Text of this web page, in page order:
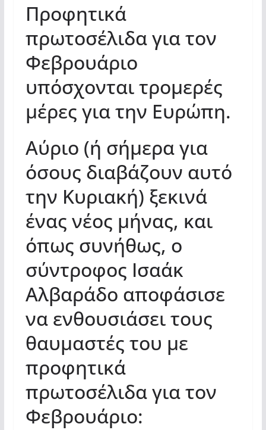
Προφητικά
πρωτοσέλιδα για τον
Φεβρουάριο
υπόσχονται τρομερές
μέρες για την Ευρώπη.
Αύριο (ή σήμερα για
όσους διαβάζουν αυτό
την Κυριακή) ξεκινά
ένας νέος μήνας, και
όπως συνήθως, ο
σύντροφος Ισαάκ
Αλβαράδο αποφάσισε
να ενθουσιάσει τους
θαυμαστές του με
προφητικά
πρωτοσέλιδα για τον
Φεβρουάριο: